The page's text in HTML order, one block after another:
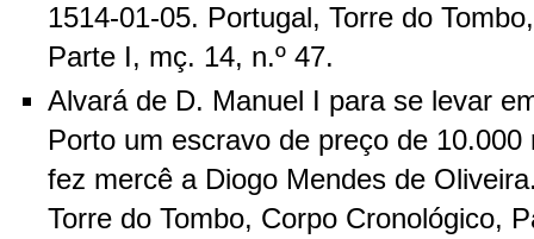
1514-01-05. Portugal, Torre do
Parte I, mç. 14, n.º 47.
Alvará de D. Manuel I para se levar
Porto um escravo de preço de
fez mercê a Diogo Mendes de
Torre do Tombo, Corpo Cronológico,